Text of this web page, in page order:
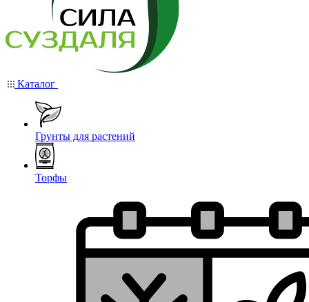
Каталог
Грунты для растений
Торфы